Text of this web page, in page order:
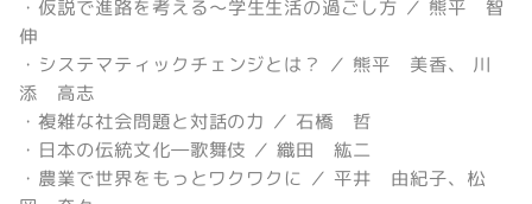
・仮説で進路を考える～学生生活の過ごし方 ／ 熊平 智
伸
・システマティックチェンジとは？ ／ 熊平 美香、 川
添 高志
・複雑な社会問題と対話の力 ／ 石橋 哲
・日本の伝統文化―歌舞伎 ／ 織田 紘二
・農業で世界をもっとワクワクに ／ 平井 由紀子、松